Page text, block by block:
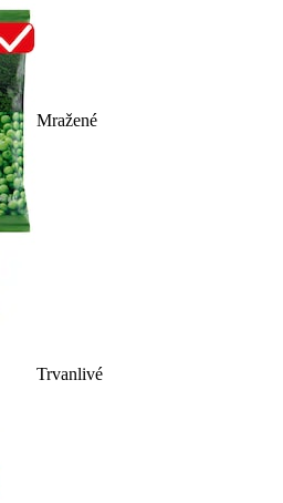
Mražené
Trvanlivé